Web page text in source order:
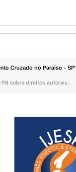
Cruzado no Paraíso - SP
98 sobre direitos autorais.